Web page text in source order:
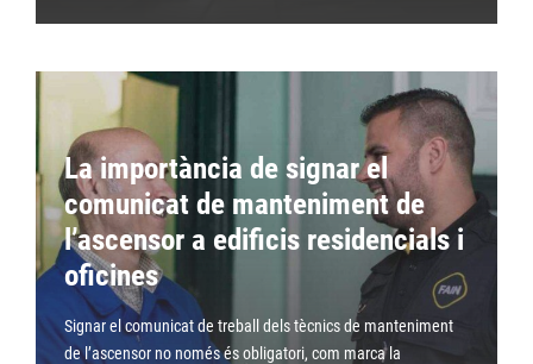
La importància de signar el
comunicat de manteniment de
l’ascensor a edificis residencials i
oficines
Signar el comunicat de treball dels tècnics de manteniment
de l’ascensor no només és obligatori, com marca la